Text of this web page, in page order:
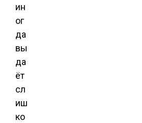
ин
ог
да
вы
да
ёт
сл
иш
ко